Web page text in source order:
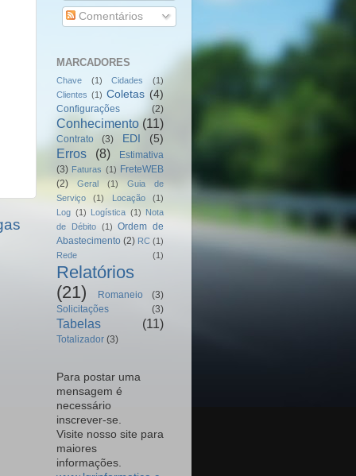
Comentários
MARCADORES
Chave (1) Cidades
(1)
Clientes (1) Coletas (4)
Configurações (2)
Conhecimento (11)
Contrato (3) EDI (5)
Erros (8)
Estimativa
(3) Faturas (1) FreteWEB
(2)
Geral (1)
Guia de
Serviço
(1) Locação
(1)
Log (1) Logística (1) Nota
de Débito
(1)
Ordem de
Abastecimento (2) RC (1)
Rede
(1)
Relatórios
(21)
Romaneio
(3)
Solicitações
(3)
Tabelas (11)
Totalizador (3)
Para postar uma
mensagem é
necessário
inscrever-se.
Visite nosso site para
maiores
informações.